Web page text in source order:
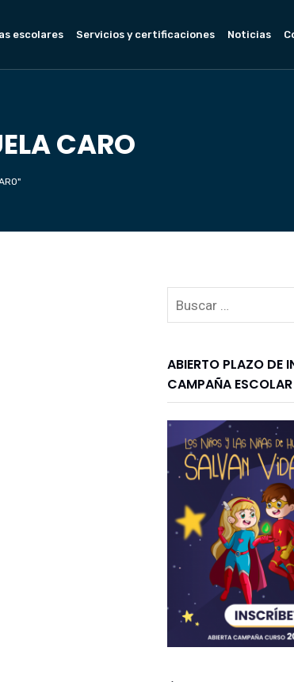
escolares Servicios y certificaciones Noticias
CARO
ABIERTO PLAZO DE
CAMPAÑA